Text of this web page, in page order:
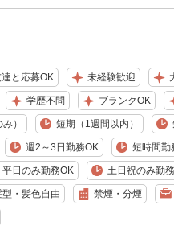
と応募OK 未経験歓迎
学歴不問 ブランクOK
） 短期（1週間以内）
週2～3日勤務OK 短時間勤
平日のみ勤務OK 土日祝のみ勤
型・髪色自由 禁煙・分煙